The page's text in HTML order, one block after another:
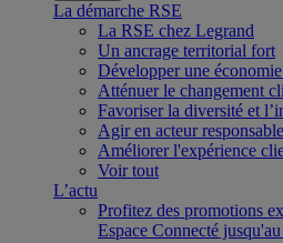
La démarche RSE
La RSE chez Legrand
Un ancrage territorial fort
Développer une
Atténuer le changement
Favoriser la diversité et
Agir en acteur responsable
Améliorer l'expérience
Voir tout
L’actu
Profitez des promotions
Espace Connecté